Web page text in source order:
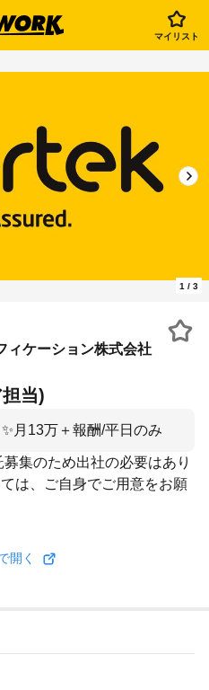
マイリスト
1 / 3
ィケーション株式会社
当)
月13万＋報酬/平日のみ
集のため出社の必要はあり
は、ご自身でご用意をお願
開く